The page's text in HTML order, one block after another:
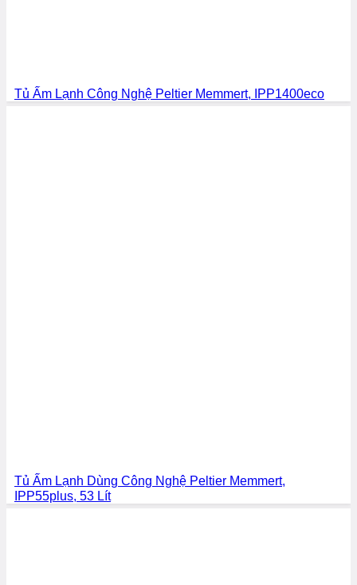
Tủ Ấm Lạnh Công Nghệ Peltier Memmert, IPP1400eco
Tủ Ấm Lạnh Dùng Công Nghệ Peltier Memmert,
IPP55plus, 53 Lít